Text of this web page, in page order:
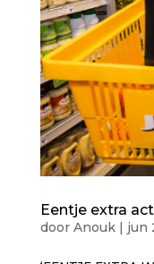
Eentje extra
door Anouk| jun